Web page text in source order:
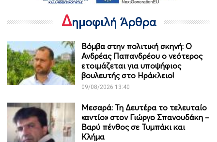
Δημοφιλή Άρθρα
Βόμβα στην πολιτική σκηνή: Ο
Ανδρέας Παπανδρέου ο νεότερος
ετοιμάζεται για υποψήφιος
βουλευτής στο Ηράκλειο!
09/08/2026 13:40
Μεσαρά: Τη Δευτέρα το τελευταίο
«αντίο» στον Γιώργο Σπανουδάκη –
Βαρύ πένθος σε Τυμπάκι και
Κλήμα